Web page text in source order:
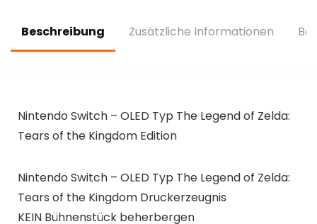
Beschreibung Zusätzliche Informationen
Nintendo Switch – OLED Typ The Legend of Zelda:
Tears of the Kingdom Edition
Nintendo Switch – OLED Typ The Legend of Zelda:
Tears of the Kingdom Druckerzeugnis
KEIN Bühnenstück beherbergen